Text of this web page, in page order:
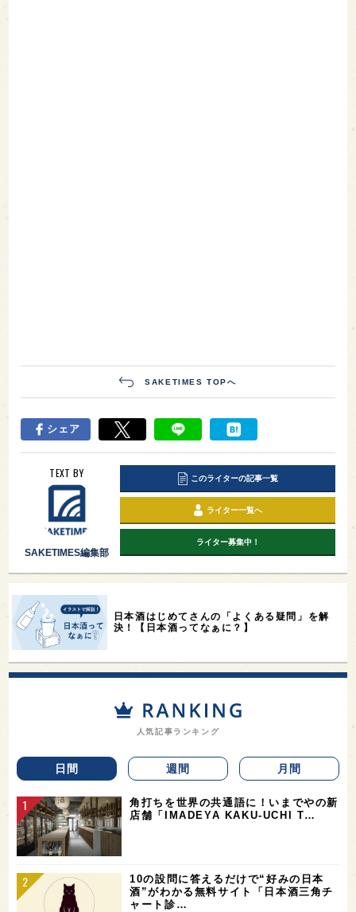
SAKETIMES TOPへ
シェア
TEXT BY
SAKETIMES編集部
このライターの記事一覧
ライター一覧へ
ライター募集中！
日本酒はじめてさんの「よくある疑問」を解
決！【日本酒ってなぁに？】
人気記事ランキング
日間 週間 月間
角打ちを世界の共通語に！いまでやの新
店舗「IMADEYA KAKU-UCHI T…
10の設問に答えるだけで“好みの日本
酒”がわかる無料サイト「日本酒三角チ
ャート診…